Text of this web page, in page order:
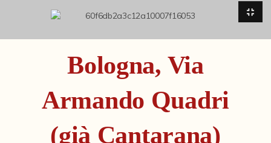
Collezioni
Cataloghi storiciBologna, Via
Armando Quadri
(già Cantarana)